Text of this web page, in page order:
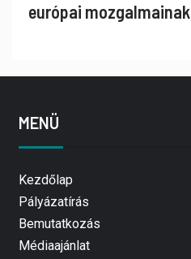
európai
MENÜ
Kezdőlap
Pályázatírás
Bemutatkozás
Médiaajánlat